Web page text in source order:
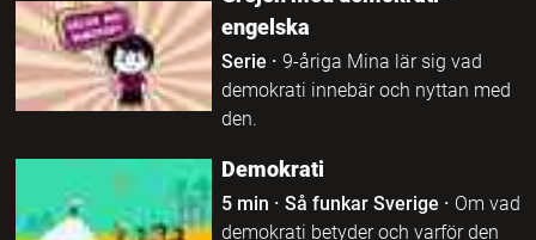
engelska
Serie · 9-åriga Mina lär sig vad
demokrati innebär och nyttan med
den.
Demokrati
5 min · Så funkar Sverige · Om vad
demokrati betyder och varför den